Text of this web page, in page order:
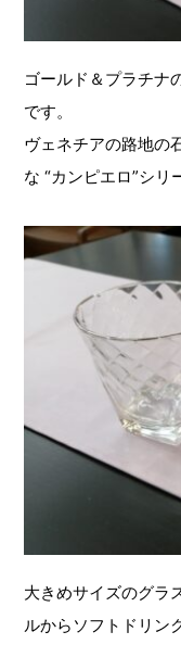
ゴールド＆プラチナ
です。
ヴェネチアの路地の
な “カンピエロ”シリ
大きめサイズのグラ
ルからソフトドリン